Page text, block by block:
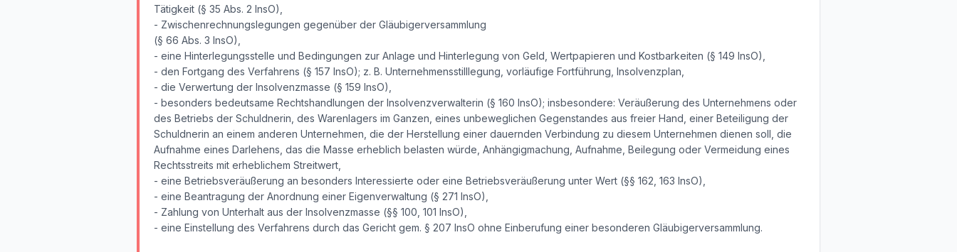
Tätigkeit (§ 35 Abs. 2 InsO),
- Zwischenrechnungslegungen gegenüber der Gläubigerversammlung
(§ 66 Abs. 3 InsO),
- eine Hinterlegungsstelle und Bedingungen zur Anlage und Hinterlegung von Geld, Wertpapieren und Kostbarkeiten (§ 149 InsO),
- den Fortgang des Verfahrens (§ 157 InsO); z. B. Unternehmensstilllegung, vorläufige Fortführung, Insolvenzplan,
- die Verwertung der Insolvenzmasse (§ 159 InsO),
- besonders bedeutsame Rechtshandlungen der Insolvenzverwalterin (§ 160 InsO); insbesondere: Veräußerung des Unternehmens oder
des Betriebs der Schuldnerin, des Warenlagers im Ganzen, eines unbeweglichen Gegenstandes aus freier Hand, einer Beteiligung der
Schuldnerin an einem anderen Unternehmen, die der Herstellung einer dauernden Verbindung zu diesem Unternehmen dienen soll, die
Aufnahme eines Darlehens, das die Masse erheblich belasten würde, Anhängigmachung, Aufnahme, Beilegung oder Vermeidung eines
Rechtsstreits mit erheblichem Streitwert,
- eine Betriebsveräußerung an besonders Interessierte oder eine Betriebsveräußerung unter Wert (§§ 162, 163 InsO),
- eine Beantragung der Anordnung einer Eigenverwaltung (§ 271 InsO),
- Zahlung von Unterhalt aus der Insolvenzmasse (§§ 100, 101 InsO),
- eine Einstellung des Verfahrens durch das Gericht gem. § 207 InsO ohne Einberufung einer besonderen Gläubigerversammlung.